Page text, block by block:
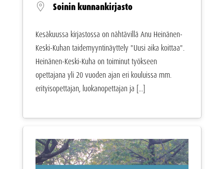
Soinin kunnankirjasto
Kesäkuussa kirjastossa on nähtävillä Anu Heinänen-
Keski-Kuhan taidemyyntinäyttely "Uusi aika koittaa".
Heinänen-Keski-Kuha on toiminut työkseen
opettajana yli 20 vuoden ajan eri kouluissa mm.
erityisopettajan, luokanopettajan ja [...]